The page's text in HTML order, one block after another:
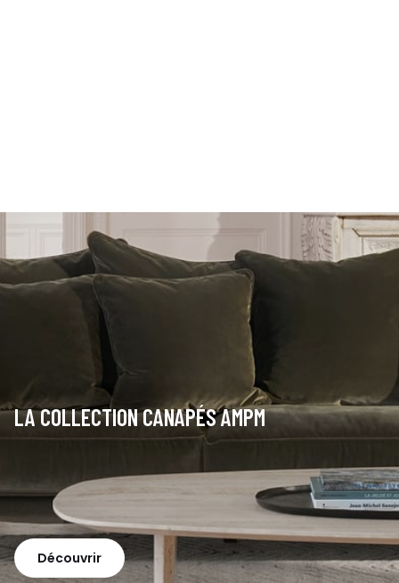
LA COLLECTION CANAPÉS AMPM
Découvrir